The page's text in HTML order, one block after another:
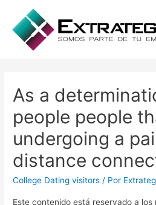
As a
people people
undergoing a
distance
College Dating visitors / Por
Este contenido está reservado a los